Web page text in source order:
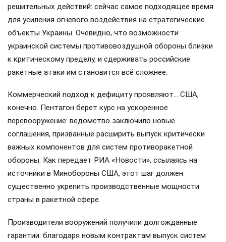
решительных действий: сейчас самое подходящее время
для усиления огневого воздействия на стратегические
объекты Украины. Очевидно, что возможности
украинской системы противовоздушной обороны близки
к критическому пределу, и сдерживать российские
ракетные атаки им становится всё сложнее.
Коммерческий подход к дефициту проявляют… США,
конечно. Пентагон берет курс на ускоренное
перевооружение: ведомство заключило новые
соглашения, призванные расширить выпуск критически
важных компонентов для систем противоракетной
обороны. Как передает РИА «Новости», ссылаясь на
источники в Минобороны США, этот шаг должен
существенно укрепить производственные мощности
страны в ракетной сфере.
Производители вооружений получили долгожданные
гарантии: благодаря новым контрактам выпуск систем